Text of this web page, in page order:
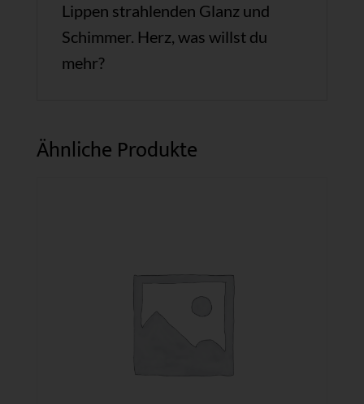
Lippen strahlenden Glanz und
Schimmer. Herz, was willst du
mehr?
Ähnliche Produkte